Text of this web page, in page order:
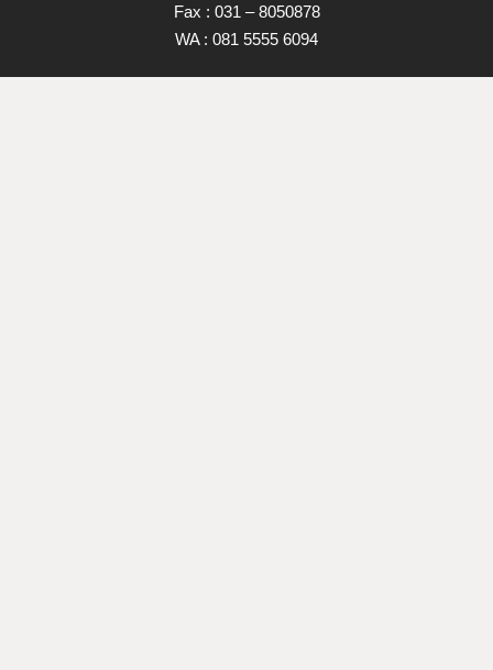
Fax : 031 – 8050878
WA : 081 5555 6094